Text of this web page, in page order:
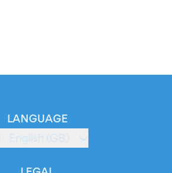
LANGUAGE
English (GB)